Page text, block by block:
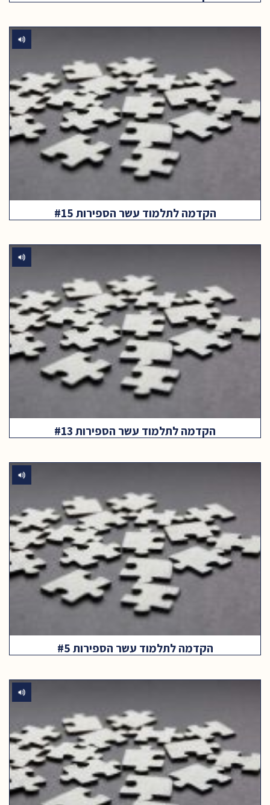
הקדמה לתלמוד עשר הספירות #15
הקדמה לתלמוד עשר הספירות #13
הקדמה לתלמוד עשר הספירות #5